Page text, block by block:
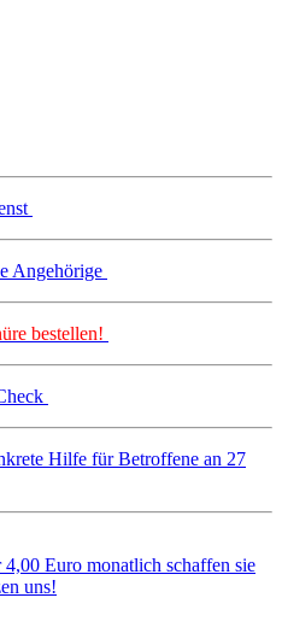
Angehörige
bestellen!
Hilfe für Betroffene an 27
Euro monatlich schaffen sie
uns!